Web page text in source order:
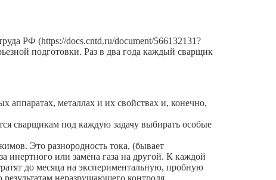
РФ (https://docs.cntd.ru/document/566132131?
подготовки. Раз в два года каждый сварщик
аппаратах, металлах и их свойствах и, конечно,
сварщикам под каждую задачу выбирать особые
Это разнородность тока, (бывает
инертного или замена газа на другой. К каждой
до месяца на экспериментальную, пробную
неразрущающего контроля